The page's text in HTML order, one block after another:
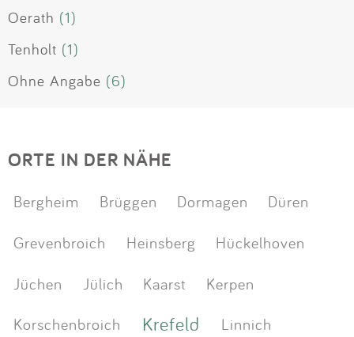
Oerath (1)
Tenholt (1)
Ohne Angabe (6)
ORTE IN DER NÄHE
Bergheim Brüggen Dormagen
Düren
Grevenbroich
Heinsberg
Hückelhoven
Jüchen
Jülich Kaarst
Kerpen
Korschenbroich
Krefeld
Linnich